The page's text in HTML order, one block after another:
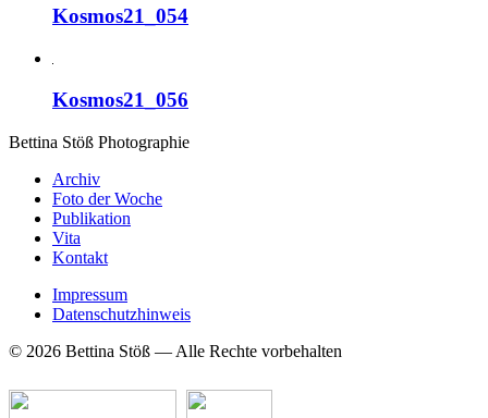
Kosmos21_054
Kosmos21_056
Bettina Stöß Photographie
Archiv
Foto der Woche
Publikation
Vita
Kontakt
Impressum
Datenschutzhinweis
© 2026 Bettina Stöß — Alle Rechte vorbehalten